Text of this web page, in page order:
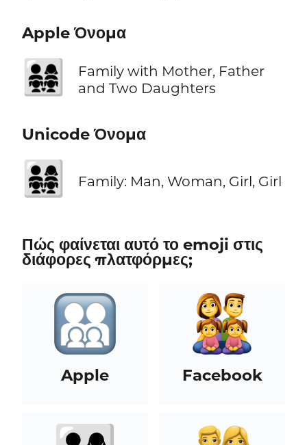
Apple Όνομα
👨‍👩‍👧‍👧
Family with Mother, Father
and Two Daughters
Unicode Όνομα
👨‍👩‍👧‍👧 Family: Man, Woman, Girl, Girl
Πώς φαίνεται αυτό το emoji στις
διάφορες πλατφόρμες;
Apple Facebook